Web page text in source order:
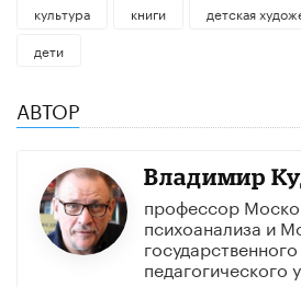
культура
книги
детская
дети
АВТОР
Владимир
профессор
психоанализа и
педагогического